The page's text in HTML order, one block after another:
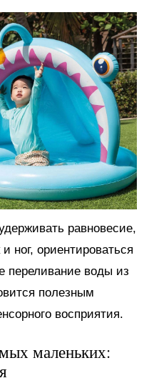
равновесие,
ног, ориентироваться
переливание воды из
полезным
восприятия.
маленьких: